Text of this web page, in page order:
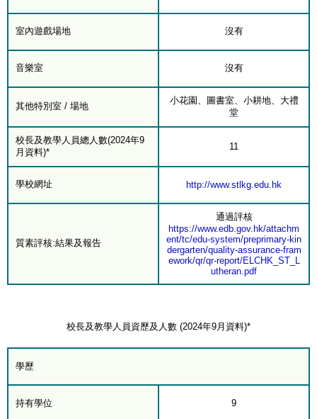
室內遊戲場地 沒有
音樂室 沒有
其他特別室 / 場地
小花園、圖書室、小耕地、大禮
堂
校長及教學人員總人數(2024年9
月資料)*
11
學校網址 http://www.stlkg.edu.hk
質素評核:結果及報告
通過評核
https://www.edb.gov.hk/attachm
ent/tc/edu-system/preprimary-kin
dergarten/quality-assurance-fram
ework/qr/qr-report/ELCHK_ST_L
utheran.pdf
校長及教學人員資歷及人數 (2024年9月資料)*
學歷
持有學位 9